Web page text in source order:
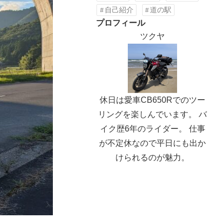
自己紹介
道の駅
プロフィール
ツクヤ
休日は愛車CB650Rでのツー
リングを楽しんでいます。 バ
イク歴6年のライダー。 仕事
が不定休なので平日にも出か
けられるのが魅力。